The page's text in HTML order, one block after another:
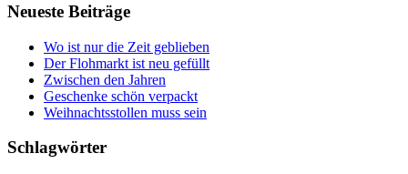
Neueste Beiträge
Wo ist nur die Zeit geblieben
Der Flohmarkt ist neu gefüllt
Zwischen den Jahren
Geschenke schön verpackt
Weihnachtsstollen muss sein
Schlagwörter